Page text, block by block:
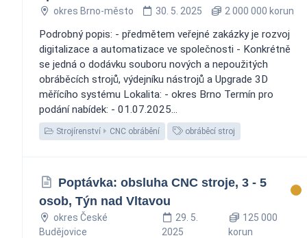
okres Brno-město 30. 5. 2025 2 000 000 korun
Podrobný popis: - předmětem veřejné zakázky je rozvoj
digitalizace a automatizace ve společnosti - Konkrétně
se jedná o dodávku souboru nových a nepoužitých
obráběcích strojů, výdejníku nástrojů a Upgrade 3D
měřícího systému Lokalita: - okres Brno Termín pro
podání nabídek: - 01.07.2025...
Strojírenství CNC obrábění obráběcí stroj
Poptávka: obsluha CNC stroje, 3 - 5
osob, Týn nad Vltavou
okres České
Budějovice
29. 5.
2025
125 000
korun